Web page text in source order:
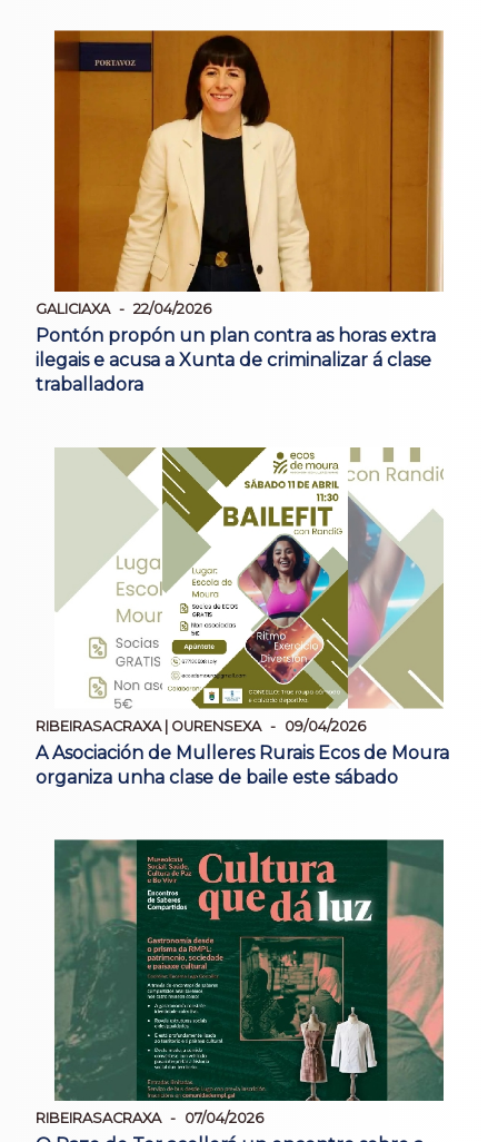
GALICIAXA 22/04/2026
Pontón propón un plan contra as horas extra
ilegais e acusa a Xunta de criminalizar á clase
traballadora
RIBEIRASACRAXA | OURENSEXA 09/04/2026
A Asociación de Mulleres Rurais Ecos de Moura
organiza unha clase de baile este sábado
RIBEIRASACRAXA 07/04/2026